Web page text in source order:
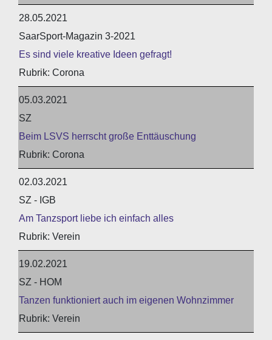
28.05.2021
SaarSport-Magazin 3-2021
Es sind viele kreative Ideen gefragt!
Corona
05.03.2021
SZ
Beim LSVS herrscht große Enttäuschung
Corona
02.03.2021
SZ - IGB
Am Tanzsport liebe ich einfach alles
Verein
19.02.2021
SZ - HOM
Tanzen funktioniert auch im eigenen Wohnzimmer
Verein